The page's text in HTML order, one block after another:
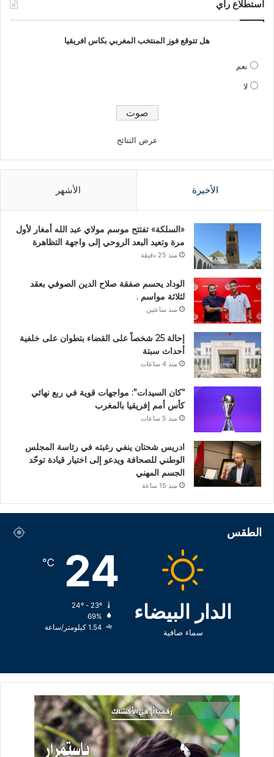
استطلاع راي
هل تتوقع فوز المنتخب المغربي بكاس افريقيا
نعم
لا
عرض النتائج
الأخيرة الأشهر
«السلكة» تفتتح موسم مولاي عبد الله أمغار لأول
مرة وتعيد البعد الروحي إلى واجهة التظاهرة
منذ 25 دقيقة
الوداد يحسم صفقة صلاح الدين الصوفي بعقد
لثلاثة مواسم .
منذ ساعتين
إحالة 25 شخصاً على القضاء بتطوان على خلفية
أحداث سبتة
منذ 4 ساعات
“كان السيدات”: مواجهات قوية في ربع نهائي
كأس أمم إفريقيا بالمغرب
منذ 5 ساعات
ادريس شحتان ينفي رغبته في رئاسة المجلس
الوطني للصحافة ويدعو إلى اختيار قيادة توحّد
الجسم المهني
منذ 15 ساعة
الطقس
الدار البيضاء
سماء صافية
24
℃
69%
1.54 كيلومتر/ساعة